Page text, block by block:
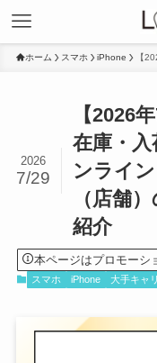
ホーム スマホ iPhone 【
【2026
在庫・
ンライ
（店舗
紹介
2026
7/29
本ページはプロモーシ
スマホ iPhone 大手キャ